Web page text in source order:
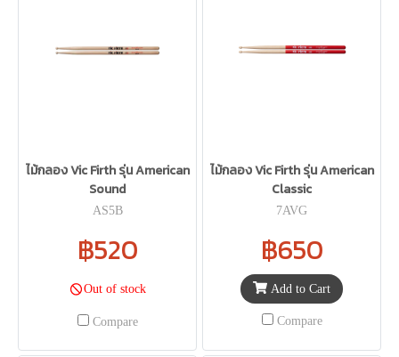
ไม้กลอง Vic Firth รุ่น American
Sound
AS5B
฿520
Out of stock
Compare
ไม้กลอง Vic Firth รุ่น American
Classic
7AVG
฿650
Add to Cart
Compare